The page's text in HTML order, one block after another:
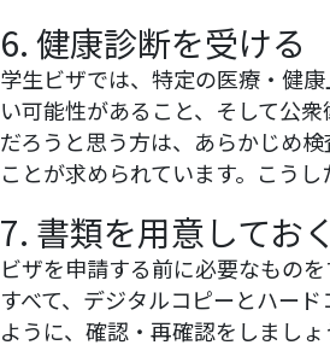
6. 健康診断を受ける
学生ビザでは、特定の医療・健
い可能性があること、そして公
だろうと思う方は、あらかじめ
ことが求められています。こうし
7. 書類を用意しておく
ビザを申請する前に必要なもの
すべて、デジタルコピーとハー
ように、確認・再確認をしまし